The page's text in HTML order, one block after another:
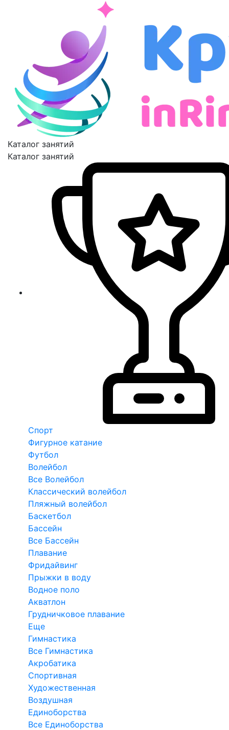
Каталог занятий
Каталог занятий
Спорт
Фигурное катание
Футбол
Волейбол
Все Волейбол
Классический волейбол
Пляжный волейбол
Баскетбол
Бассейн
Все Бассейн
Плавание
Фридайвинг
Прыжки в воду
Водное поло
Акватлон
Грудничковое плавание
Еще
Гимнастика
Все Гимнастика
Акробатика
Спортивная
Художественная
Воздушная
Единоборства
Все Единоборства